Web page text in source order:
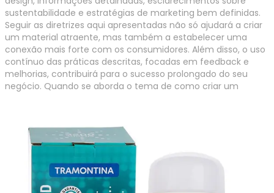
sustentabilidade e estratégias de marketing bem definidas.
Seguir as diretrizes aqui apresentadas não só ajudará a criar
um material atraente, mas também a estabelecer uma
conexão mais forte com os consumidores. Além disso, o uso
contínuo das práticas descritas, focadas em feedback e
melhorias, contribuirá para o sucesso prolongado do seu
negócio. Quando se aborda o tema de como criar um